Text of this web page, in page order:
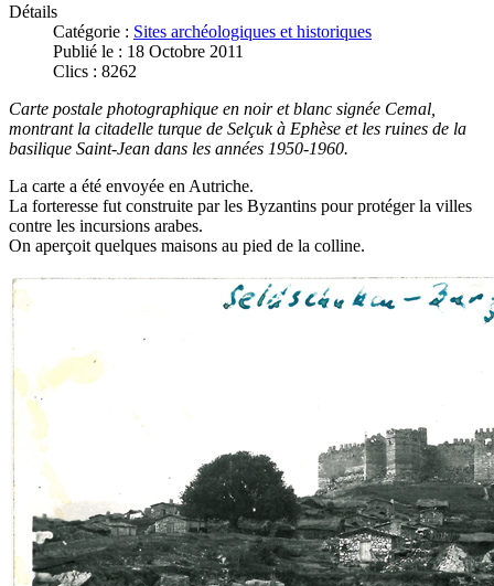
Détails
Catégorie : Sites archéologiques et historiques
Publié le : 18 Octobre 2011
Clics : 8262
Carte postale photographique en noir et blanc signée Cemal,
montrant la citadelle turque de Selçuk à Ephèse et les ruines de la
basilique Saint-Jean dans les années 1950-1960.
La carte a été envoyée en Autriche.
La forteresse fut construite par les Byzantins pour protéger la villes
contre les incursions arabes.
On aperçoit quelques maisons au pied de la colline.